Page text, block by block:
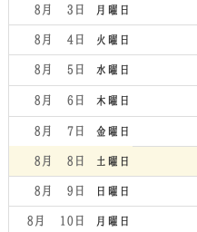
月曜日
8月 3
火曜日
8月 4
水曜日
8月 5
木曜日
8月 6
金曜日
8月 7
土曜日
8月 8
日曜日
8月 9
月曜日
8月 10